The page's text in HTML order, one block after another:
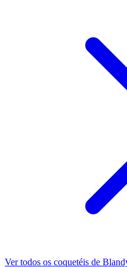
Ver todos os coquetéis de